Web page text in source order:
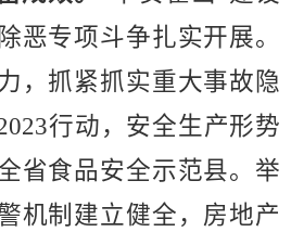
恶专项斗争扎实开展。
， 抓紧抓实重大事故隐
行动， 安全生产形势
省食品安全示范县。 举
机制建立健全，房地产